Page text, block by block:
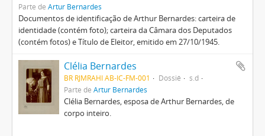
Parte de Artur Bernardes
Documentos de identificação de Arthur Bernardes: carteira de
identidade (contém foto); carteira da Câmara dos Deputados
(contém fotos) e Título de Eleitor, emitido em 27/10/1945.
Clélia Bernardes
BR RJMRAHI AB-IC-FM-001 Dossiê
s.d
Parte deArtur Bernardes
Clélia Bernardes, esposa de Arthur Bernardes, de
corpo inteiro.